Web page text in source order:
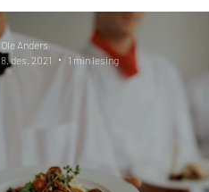
IA-avtale
Ole Anders
8. des. 2021
1 min lesing